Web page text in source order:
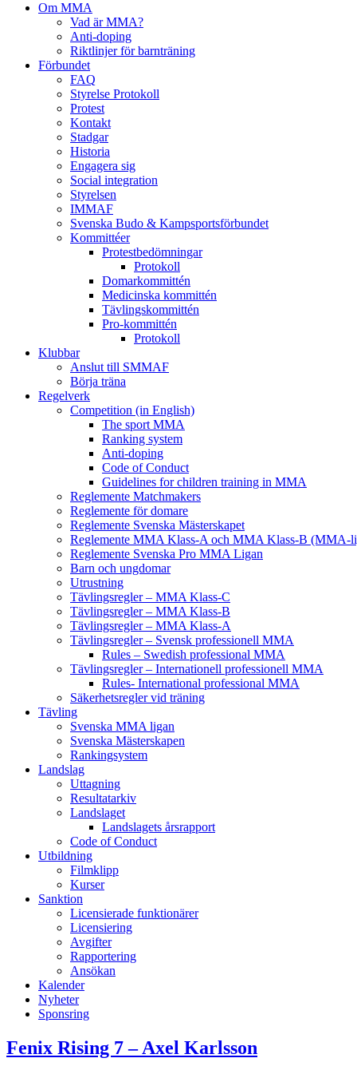
Om MMA
Vad är MMA?
Anti-doping
Riktlinjer för barnträning
Förbundet
FAQ
Styrelse Protokoll
Protest
Kontakt
Stadgar
Historia
Engagera sig
Social integration
Styrelsen
IMMAF
Svenska Budo & Kampsportsförbundet
Kommittéer
Protestbedömningar
Protokoll
Domarkommittén
Medicinska kommittén
Tävlingskommittén
Pro-kommittén
Protokoll
Klubbar
Anslut till SMMAF
Börja träna
Regelverk
Competition (in English)
The sport MMA
Ranking system
Anti-doping
Code of Conduct
Guidelines for children training in MMA
Reglemente Matchmakers
Reglemente för domare
Reglemente Svenska Mästerskapet
Reglemente MMA Klass-A och MMA Klass-B (MMA-
Reglemente Svenska Pro MMA Ligan
Barn och ungdomar
Utrustning
Tävlingsregler – MMA Klass-C
Tävlingsregler – MMA Klass-B
Tävlingsregler – MMA Klass-A
Tävlingsregler – Svensk professionell MMA
Rules – Swedish professional MMA
Tävlingsregler – Internationell professionell MMA
Rules- International professional MMA
Säkerhetsregler vid träning
Tävling
Svenska MMA ligan
Svenska Mästerskapen
Rankingsystem
Landslag
Uttagning
Resultatarkiv
Landslaget
Landslagets årsrapport
Code of Conduct
Utbildning
Filmklipp
Kurser
Sanktion
Licensierade funktionärer
Licensiering
Avgifter
Rapportering
Ansökan
Kalender
Nyheter
Sponsring
Fenix Rising 7 – Axel Karlsson